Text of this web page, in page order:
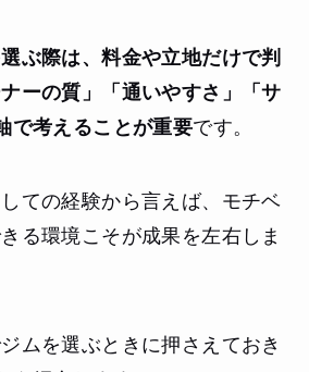
ぶ際は、料金や立地だけで判
ーの質」「通いやすさ」「サ
で考えることが重要です。
ての経験から言えば、モチベ
る環境こそが成果を左右しま
ムを選ぶときに押さえておき